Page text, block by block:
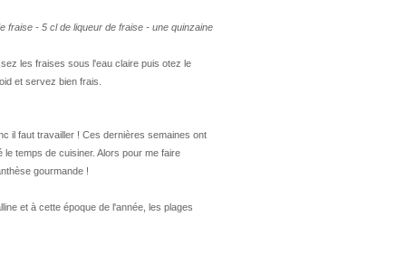
fraise - 5 cl de liqueur de fraise - une quinzaine
les fraises sous l'eau claire puis otez le
et servez bien frais.
il faut travailler ! Ces dernières semaines ont
temps de cuisiner. Alors pour me faire
gourmande !
et à cette époque de l'année, les plages